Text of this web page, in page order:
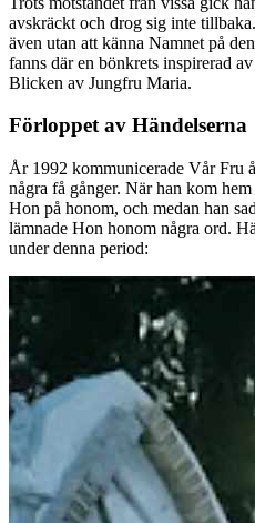
avskräckt och drog sig inte
även utan att känna Namnet på
fanns där en bönkrets inspirerad
Blicken av Jungfru Maria.
Förloppet av Händelserna
År 1992 kommunicerade Vår Fru
några få gånger. När han kom
Hon på honom, och medan han
lämnade Hon honom några ord.
under denna period: